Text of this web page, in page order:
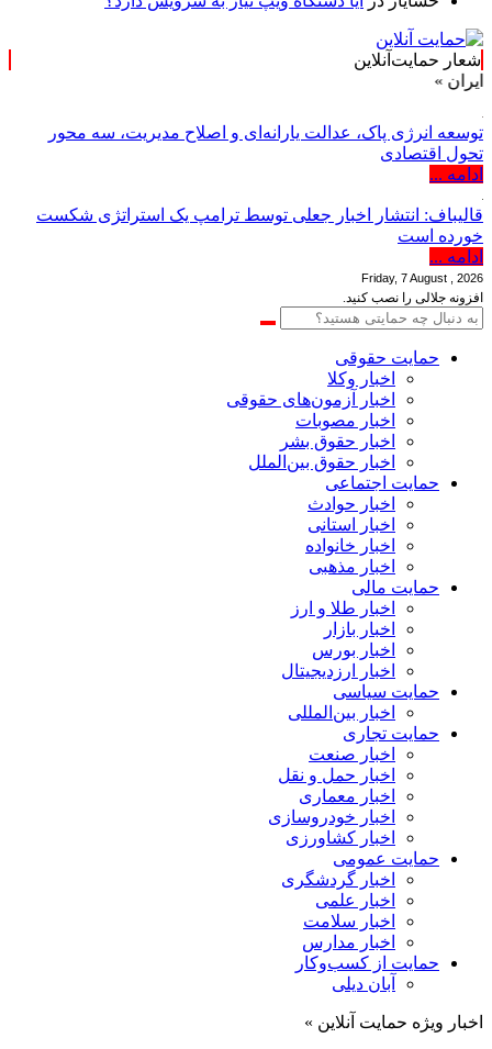
شعار حمایت‌آنلاین
توسعه انرژی پاک، عدالت یارانه‌ای و اصلاح مدیریت، سه محور
تحول اقتصادی
ادامه ...
قالیباف: انتشار اخبار جعلی توسط ترامپ یک استراتژی شکست
خورده است
ادامه ...
Friday, 7 August , 2026
افزونه جلالی را نصب کنید.
حمایت حقوقی
اخبار وکلا
اخبار آزمون‌های حقوقی
اخبار مصوبات
اخبار حقوق بشر
اخبار حقوق بین‌الملل
حمایت اجتماعی
اخبار حوادث
اخبار استانی
اخبار خانواده
اخبار مذهبی
حمایت مالی
اخبار طلا و ارز
اخبار بازار
اخبار بورس
اخبار ارزدیجیتال
حمایت سیاسی
اخبار بین‌المللی
حمایت تجاری
اخبار صنعت
اخبار حمل و نقل
اخبار معماری
اخبار خودروسازی
اخبار کشاورزی
حمایت عمومی
اخبار گردشگری
اخبار علمی
اخبار سلامت
اخبار مدارس
حمایت از کسب‌وکار
آبان دیلی
اخبار ویژه حمایت آنلاین »